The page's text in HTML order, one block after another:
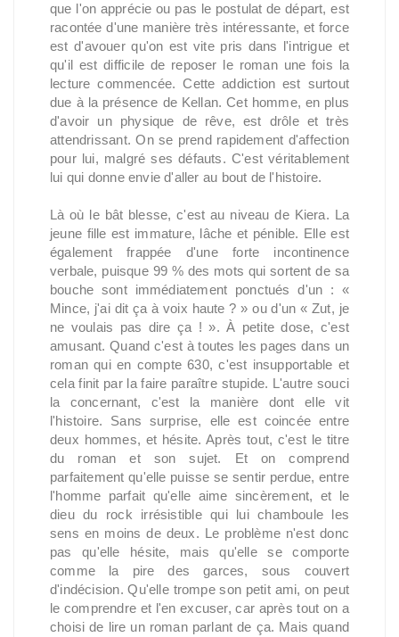
que l'on apprécie ou pas le postulat de départ, est
racontée d'une manière très intéressante, et force
est d'avouer qu'on est vite pris dans l'intrigue et
qu'il est difficile de reposer le roman une fois la
lecture commencée. Cette addiction est surtout
due à la présence de Kellan. Cet homme, en plus
d'avoir un physique de rêve, est drôle et très
attendrissant. On se prend rapidement d'affection
pour lui, malgré ses défauts. C'est véritablement
lui qui donne envie d'aller au bout de l'histoire.
Là où le bât blesse, c'est au niveau de Kiera. La
jeune fille est immature, lâche et pénible. Elle est
également frappée d'une forte incontinence
verbale, puisque 99 % des mots qui sortent de sa
bouche sont immédiatement ponctués d'un : «
Mince, j'ai dit ça à voix haute ? » ou d'un « Zut, je
ne voulais pas dire ça ! ». À petite dose, c'est
amusant. Quand c'est à toutes les pages dans un
roman qui en compte 630, c'est insupportable et
cela finit par la faire paraître stupide. L'autre souci
la concernant, c'est la manière dont elle vit
l'histoire. Sans surprise, elle est coincée entre
deux hommes, et hésite. Après tout, c'est le titre
du roman et son sujet. Et on comprend
parfaitement qu'elle puisse se sentir perdue, entre
l'homme parfait qu'elle aime sincèrement, et le
dieu du rock irrésistible qui lui chamboule les
sens en moins de deux. Le problème n'est donc
pas qu'elle hésite, mais qu'elle se comporte
comme la pire des garces, sous couvert
d'indécision. Qu'elle trompe son petit ami, on peut
le comprendre et l'en excuser, car après tout on a
choisi de lire un roman parlant de ça. Mais quand